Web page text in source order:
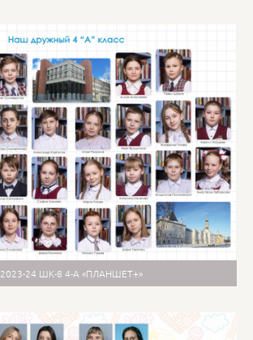
2023-24 ШК-8 4-А «ПЛАНШЕТ+»